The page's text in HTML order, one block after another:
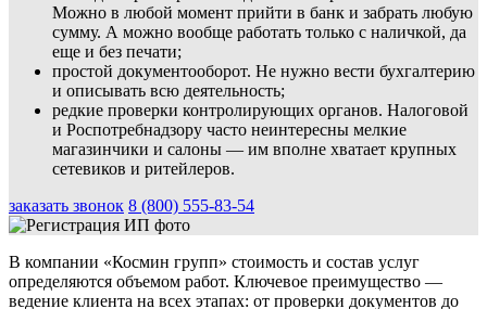
Можно в любой момент прийти в банк и забрать любую
сумму. А можно вообще работать только с наличкой, да
еще и без печати;
простой документооборот. Не нужно вести бухгалтерию
и описывать всю деятельность;
редкие проверки контролирующих органов. Налоговой
и Роспотребнадзору часто неинтересны мелкие
магазинчики и салоны — им вполне хватает крупных
сетевиков и ритейлеров.
заказать звонок 8 (800) 555-83-54
В компании «Космин групп» стоимость и состав услуг
определяются объемом работ. Ключевое преимущество —
ведение клиента на всех этапах: от проверки документов до